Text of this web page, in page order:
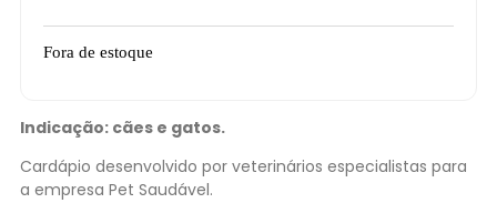
Fora de estoque
Indicação: cães e gatos.
Cardápio desenvolvido por veterinários especialistas para
a empresa Pet Saudável.